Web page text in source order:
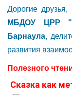
Дорогие друзья,
МБДОУ ЦРР
Барнаула,
развития
Полезного
Сказка как